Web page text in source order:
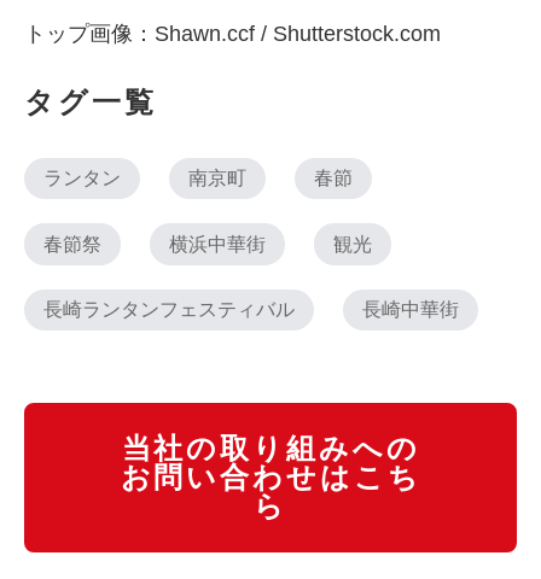
トップ画像：Shawn.ccf / Shutterstock.com
タグ一覧
ランタン 南京町 春節
春節祭 横浜中華街 観光
長崎ランタンフェスティバル 長崎中華街
当社の取り組みへの
お問い合わせはこち
ら